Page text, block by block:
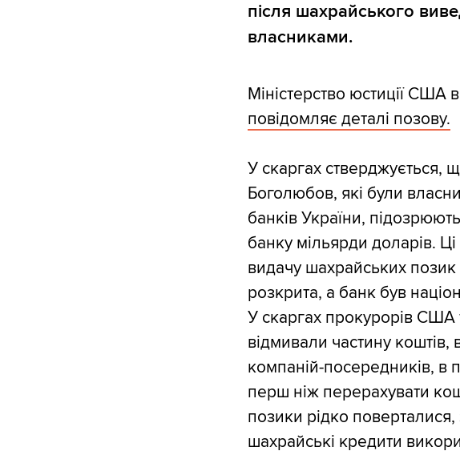
після шахрайського
власниками.
Міністерство юстиції США
повідомляє деталі позову.
У скаргах стверджується,
Боголюбов, які були
банків України,
банку мільярди доларів.
видачу шахрайських позик
розкрита, а банк був
У скаргах прокурорів США
відмивали частину
компаній-посередників, в
перш ніж перерахувати
позики рідко поверталися,
шахрайські кредити